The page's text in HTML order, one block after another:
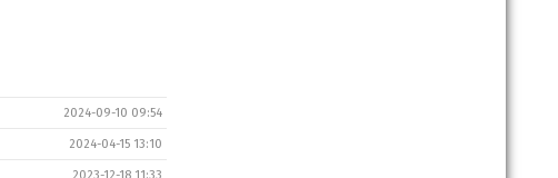
2024-09-10 09:54
2024-04-15 13:10
2023-12-18 11:33